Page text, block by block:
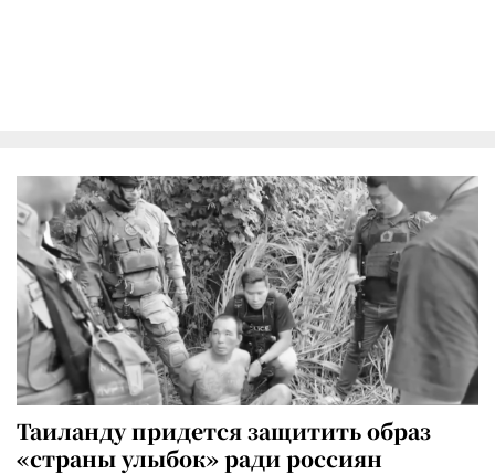
Таиланду придется защитить образ
«страны улыбок» ради россиян